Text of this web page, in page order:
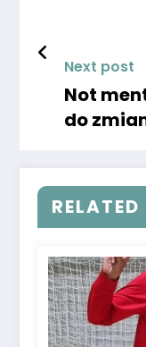
Next post
Not
do